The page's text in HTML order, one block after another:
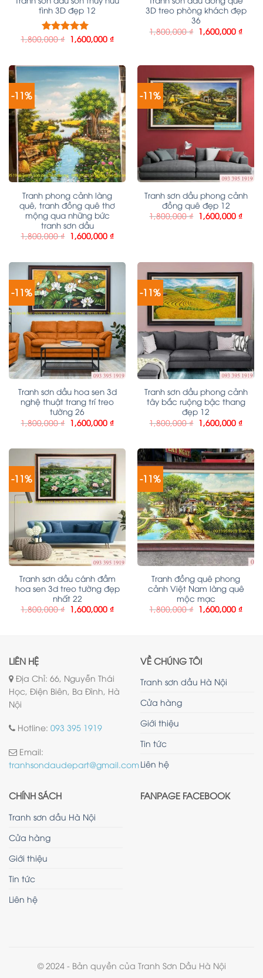
tình 3D đẹp 12
Được xếp
1,800,000₫ 1,600,000 ₫
3D treo phòng khách đẹp
36
1,800,000₫ 1,600,000 ₫
-11%
Tranh phong cảnh làng
quê, tranh đồng quê thơ
mộng qua những bức
tranh sơn dầu
1,800,000₫ 1,600,000 ₫
-11%
Tranh sơn dầu phong cảnh
đồng quê đẹp 12
1,800,000₫ 1,600,000 ₫
-11%
Tranh sơn dầu hoa sen 3d
nghệ thuật trang trí treo
tường 26
1,800,000₫ 1,600,000 ₫
-11%
Tranh sơn dầu phong cảnh
tây bắc ruộng bậc thang
đẹp 12
1,800,000₫ 1,600,000 ₫
-11%
Tranh sơn dầu cánh đầm
hoa sen 3d treo tường đẹp
nhất 22
1,800,000₫ 1,600,000 ₫
-11%
Tranh đồng quê phong
cảnh Việt Nam làng quê
mộc mạc
1,800,000₫ 1,600,000 ₫
LIÊN HỆ
Địa Chỉ: 66, Nguyễn Thái
Học, Điện Biên, Ba Đình, Hà
Nội
Hotline: 093 395 1919
Email:
tranhsondaudepart@gmail.com
VỀ CHÚNG TÔI
Tranh sơn dầu Hà Nội
Cửa hàng
Giới thiệu
Tin tức
Liên hệ
CHÍNH SÁCH
Tranh sơn dầu Hà Nội
Cửa hàng
Giới thiệu
Tin tức
Liên hệ
FANPAGE FACEBOOK
© 2024 - Bản quyền của Tranh Sơn Dầu Hà Nội